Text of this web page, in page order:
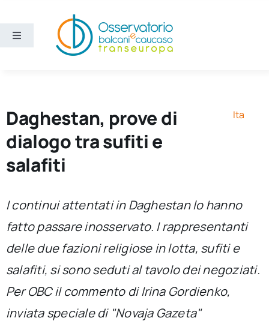
contenuto
Toggle
Ricerca e divulgazione
Chi siamo
per:
Newsletter
Daghestan, prove di
dialogo tra sufiti e
salafiti
Ita
I continui attentati in Daghestan lo hanno
fatto passare inosservato. I rappresentanti
delle due fazioni religiose in lotta, sufiti e
salafiti, si sono seduti al tavolo dei negoziati.
Per OBC il commento di Irina Gordienko,
inviata speciale di "Novaja Gazeta"